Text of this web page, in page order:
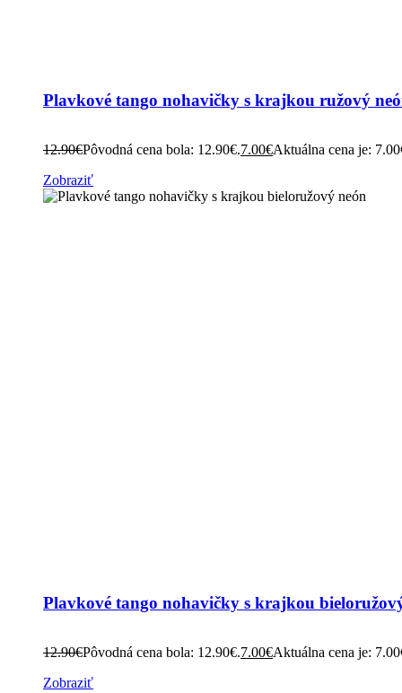
Plavkové tango nohavičky s krajkou ružový
12.90€Pôvodná cena bola: 12.90€.7.00€Aktuálna cena je:
Zobraziť
Plavkové tango nohavičky s krajkou
12.90€Pôvodná cena bola: 12.90€.7.00€Aktuálna cena je:
Zobraziť